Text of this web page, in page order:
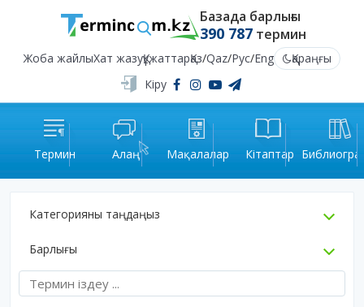
Базада барлығы
390 787термин
Жоба жайлыХат жазуҚұжаттарҚаз/Qaz/Рус/Eng
Қараңғы
Кіру
Термин Алаң Мақалалар Кітаптар
Категорияны таңдаңыз
Барлығы